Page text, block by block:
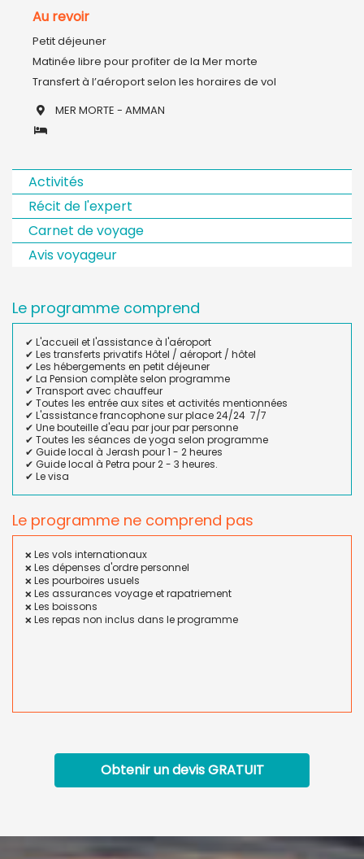
Au revoir
Petit déjeuner
Matinée libre pour profiter de la Mer morte
MER MORTE - AMMAN
Activités
Récit de l'expert
Carnet de voyage
Avis voyageur
Le programme comprend
✔ L'accueil et l'assistance à l'aéroport
✔ Les transferts privatifs Hôtel / aéroport / hôtel
✔ Les hébergements en petit déjeuner
✔ La Pension complète selon programme
✔ Transport avec chauffeur
✔ Toutes les entrée aux sites et activités mentionnées
✔ L'assistance francophone sur place 24/24 7/7
✔ Une bouteille d'eau par jour par personne
✔ Toutes les séances de yoga selon programme
✔ Guide local à Jerash pour 1 - 2 heures
✔ Guide local à Petra pour 2 - 3 heures.
✔ Le visa
Le programme ne comprend pas
❌ Les vols internationaux
❌ Les dépenses d'ordre personnel
❌ Les pourboires usuels
❌ Les assurances voyage et rapatriement
❌ Les boissons
❌ Les repas non inclus dans le programme
Obtenir un devisGRATUIT